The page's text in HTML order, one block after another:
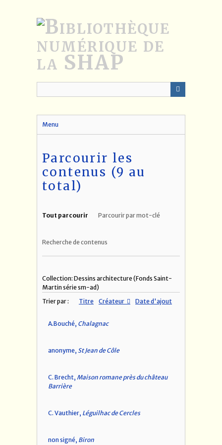
Menu
Parcourir les
contenus (9 au
total)
Tout parcourir Parcourir par mot-clé
Recherche de contenus
Collection: Dessins architecture (Fonds Saint-
Martin série sm-ad)
Trier par :
Titre Créateur Date d'ajout
A.Bouché, Chalagnac
anonyme, St Jean de Côle
C. Brecht, Maison romane près du château
Barrière
C. Vauthier, Léguilhac de Cercles
non signé, Biron